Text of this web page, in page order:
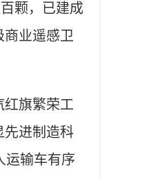
颗，已建成
业遥感卫
旗繁荣工
先进制造科
运输车有序